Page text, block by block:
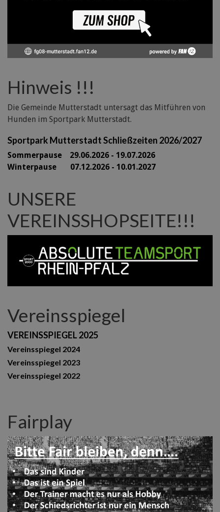
Hinweis !!!
Die Gemeinde Mutterstadt untersagt das Mitführen von
Hunden im Sportpark Mutterstadt.
Sportpark Mutterstadt Schließzeiten 2026/2027
Sommerpause 29.06.2026 - 19.07.2026
Winterpause 07.12.2026 - 10.01.2027
UNSERE
VEREINSSHOPSEITE!!!
Vereinsspiegel
VEREINSSPIEGEL 2025
Vereinsspiegel 2024
Vereinsspiegel 2023
Vereinsspiegel 2022
Fairplay